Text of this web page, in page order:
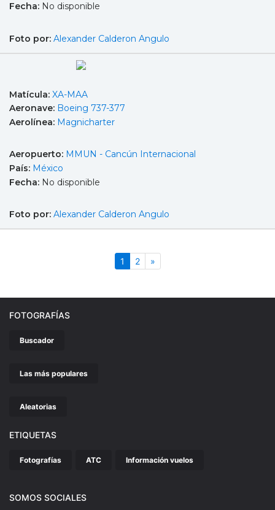
Fecha: No disponible
Foto por: Alexander Calderon Angulo
Matícula: XA-MAA
Aeronave: Boeing 737-377
Aerolínea: Magnicharter
Aeropuerto: MMUN - Cancún Internacional
País: México
Fecha: No disponible
Foto por: Alexander Calderon Angulo
1 (actual)
2 »Siguiente
FOTOGRAFÍAS
Buscador
Las más populares
Aleatorias
ETIQUETAS
Fotografías ATC Información vuelos
SOMOS SOCIALES